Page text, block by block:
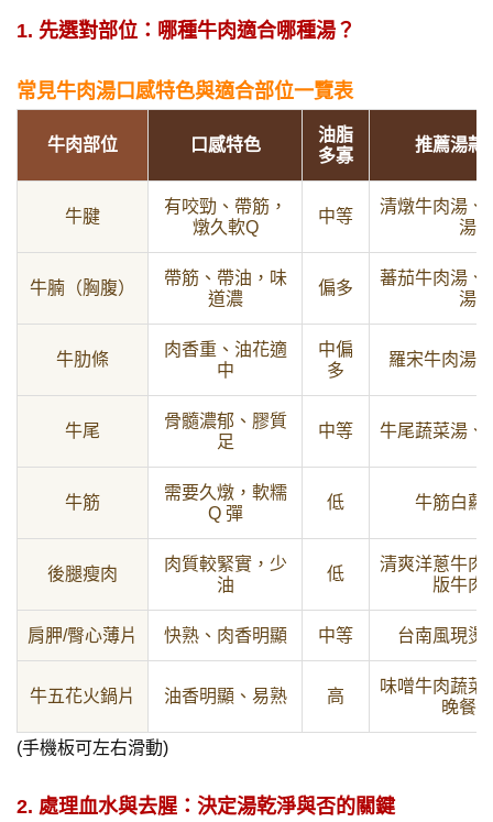
1. 先選對部位：哪種牛肉適合哪種湯？
常見牛肉湯口感特色與適合部位一覽表
牛肉部位 口感特色
油脂
多寡
推薦湯款
牛腱
有咬勁、帶筋，
燉久軟Q
中等
清燉牛肉湯、
湯
牛腩（胸腹）
帶筋、帶油，味
道濃
偏多
蕃茄牛肉湯、
湯
牛肋條
肉香重、油花適
中
中偏
多
羅宋牛肉湯
牛尾
骨髓濃郁、膠質
足
中等 牛尾蔬菜湯、
牛筋
需要久燉，軟糯
Q 彈
低 牛筋白蘿
後腿瘦肉
肉質較緊實，少
油
低
清爽洋蔥牛肉
版牛肉
肩胛/臀心薄片 快熟、肉香明顯 中等 台南風現燙
牛五花火鍋片 油香明顯、易熟 高
味噌牛肉蔬菜
晚餐湯
(手機板可左右滑動)
2. 處理血水與去腥：決定湯乾淨與否的關鍵